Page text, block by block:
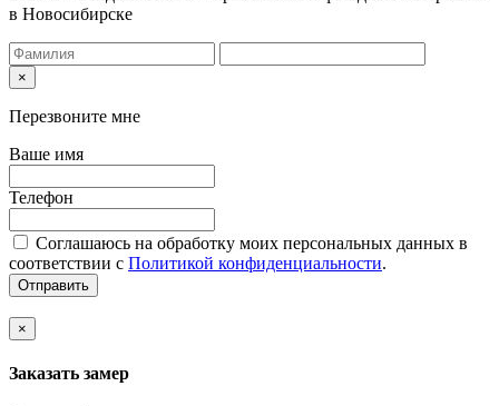
в Новосибирске
×
Перезвоните мне
Ваше имя
Телефон
Соглашаюсь на обработку моих персональных данных в
соответствии с Политикой конфиденциальности.
Отправить
×
Заказать замер